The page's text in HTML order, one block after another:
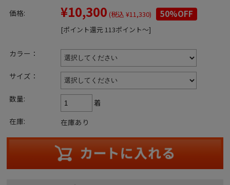
価格: ¥10,300 (税込 ¥11,330) 50%OFF
[ポイント還元 113ポイント～]
カラー：
サイズ：
数量:
着
在庫:
在庫あり